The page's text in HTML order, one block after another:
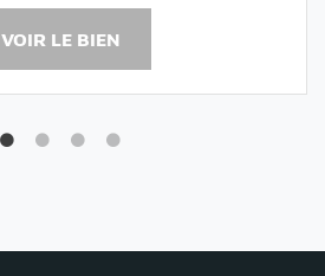
VOIR LE BIEN